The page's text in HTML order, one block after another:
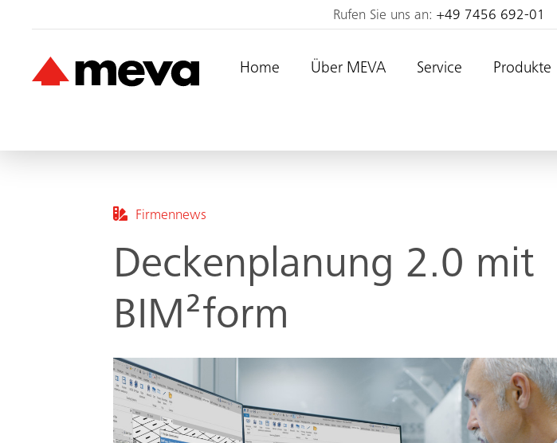
Rufen Sie uns an:+49 7456 692-01
Home Über MEVA Service Produkte
Firmennews
Deckenplanung 2.0 mit
BIM²form